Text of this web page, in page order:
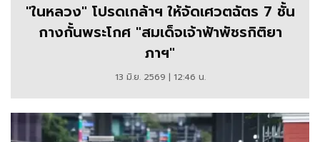
"ในหลวง" โปรดเกล้าฯ ให้จัดเศวตฉัตร 7 ชั้น
กางกั้นพระโกศ "สมเด็จเจ้าฟ้าพัชรกิติยา
ภาฯ"
13 มิ.ย. 2569 | 12:46 น.